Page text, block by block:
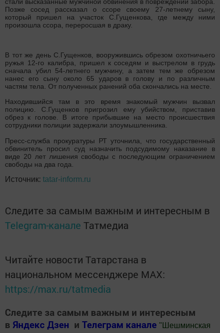
Позже сосед рассказал о ссоре своему 27-летнему сыну,
который пришел на участок С.Гущенкова, где между ними
произошла ссора, переросшая в драку.
В тот же день С.Гущенков, вооружившись обрезом охотничьего
ружья 12-го калибра, пришел к соседям и выстрелом в грудь
сначала убил 54-летнего мужчину, а затем тем же обрезом
нанес его сыну около 65 ударов в голову и по различным
частям тела. От полученных ранений оба скончались на месте.
Находившийся там в это время знакомый мужчин вызвал
полицию. С.Гущенков пригрозил ему убийством, приставив
обрез к голове. В итоге прибывшие на место происшествия
сотрудники полиции задержали злоумышленника.
Пресс-служба прокуратуры РТ уточнила, что государственный
обвинитель просил суд назначить подсудимому наказание в
виде 20 лет лишения свободы с последующим ограничением
свободы на два года.
Источник: tatar-inform.ru
Следите за самым важным и интересным в
Telegram-канале Татмедиа
Читайте новости Татарстана в
национальном мессенджере MАХ:
https://max.ru/tatmedia
Следите за самым важным и интересным
в Яндекс Дзен и Телеграм канале " Шешминская